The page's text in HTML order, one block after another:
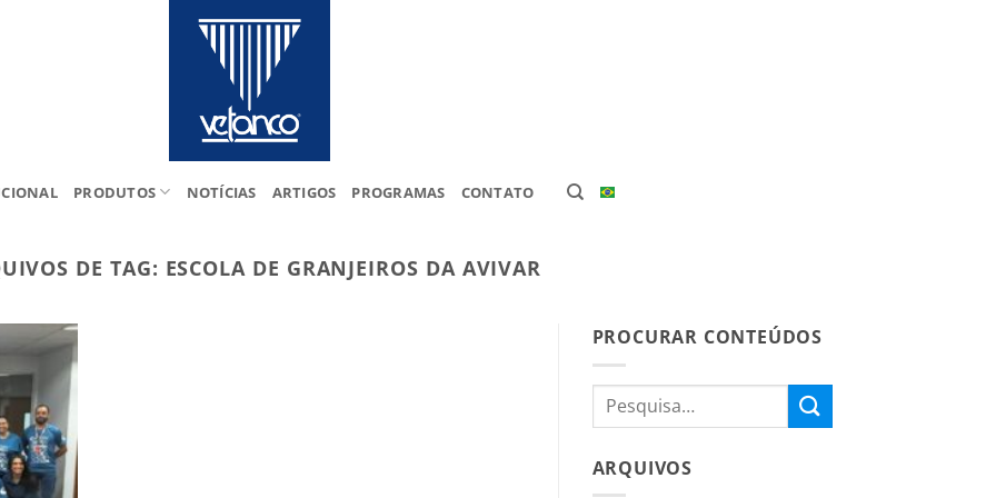
PRODUTOS NOTÍCIAS ARTIGOS PROGRAMAS CONTATO
DE TAG: ESCOLA DE GRANJEIROS DA AVIVAR
PROCURAR CONTEÚDOS
ARQUIVOS